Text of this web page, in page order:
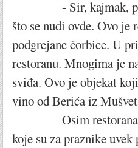
- Sir, kajmak,
što se nudi ovde. Ovo
podgrejane čorbice. U
restoranu. Mnogima je
sviđa. Ovo je objekat
vino od Berića iz
Osim restorana i
koje su za praznike uvek